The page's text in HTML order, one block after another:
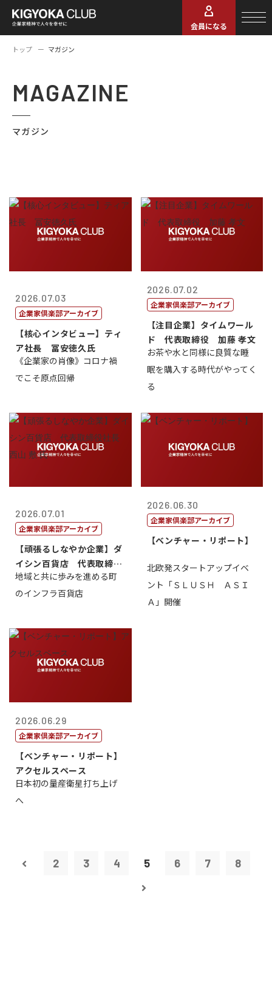
会員になる
トップ マガジン
MAGAZINE
マガジン
2026.07.03
企業家倶楽部アーカイブ
【核心インタビュー】ティ
ア社長 冨安徳久氏
《企業家の肖像》コロナ禍
でこそ原点回帰
2026.07.02
企業家倶楽部アーカイブ
【注目企業】タイムワール
ド 代表取締役 加藤 孝文
お茶や水と同様に良質な睡
眠を購入する時代がやってく
る
2026.07.01
企業家倶楽部アーカイブ
【頑張るしなやか企業】ダ
イシン百貨店 代表取締役
社長 西山 ...
地域と共に歩みを進める町
のインフラ百貨店
2026.06.30
企業家倶楽部アーカイブ
【ベンチャー・リポート】
北欧発スタートアップイベ
ント「ＳＬＵＳＨ ＡＳＩ
Ａ」開催
2026.06.29
企業家倶楽部アーカイブ
【ベンチャー・リポート】
アクセルスペース
日本初の量産衛星打ち上げ
へ
2 3 4 5 6 7 8